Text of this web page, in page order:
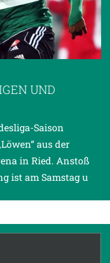
UND
Saison
aus der
in Ried. Anstoß
ist am Samstag u